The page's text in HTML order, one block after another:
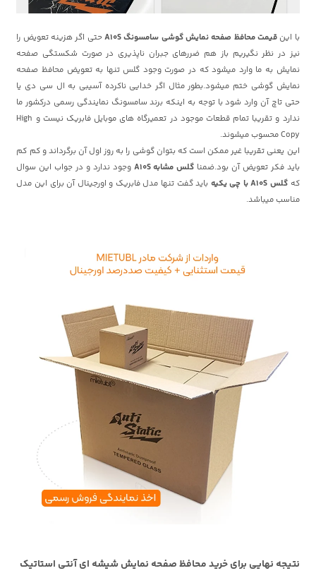
با اینقیمت محافظ صفحه نمایش گوشی سامسونگ A10S
حتی اگر هزینه تعویض را
نیز در نظر نگیریم باز هم ضررهای جبران ناپذیری در صورت شکستگی صفحه
نمایش به ما وارد میشود که در صورت وجود گلس تنها به تعویض محافظ صفحه
نمایش گوشی ختم میشود.بطور مثال اگر خدایی ناکرده آسیبی به ال سی دی یا
حتی تاچ آن وارد شود با توجه به اینکه برند سامسونگ نمایندگی رسمی درکشور ما
ندارد و تقریبا تمام قطعات موجود در تعمیرگاه های موبایل فابریک نیست و High
Copy محسوب میشوند.
این یعنی تقریبا غیر ممکن است که بتوان گوشی را به روز اول آن برگرداند و کم کم
باید فکر تعویض آن بود.ضمنا گلس مشابه A10S
وجود ندارد و در جواب این سوال
که گلس A10S با چی یکیه
باید گفت تنها مدل فابریک و اورجینال آن برای این مدل
مناسب میباشد.
نتیجه نهایی برای خرید محافظ صفحه نمایش شیشه ای آنتی استاتیک